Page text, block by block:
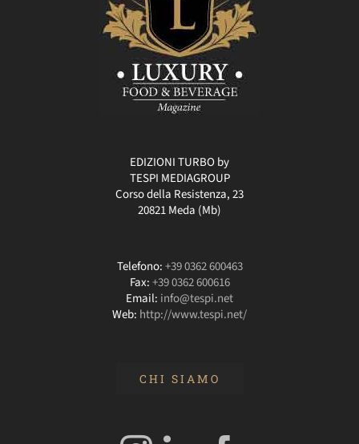
EDIZIONI TURBO by
TESPI MEDIAGROUP
Corso della Resistenza, 23
20821 Meda (Mb)
Telefono:+39 0362 600463
Fax:+39 0362 600616
Email: info@tespi.net
Web: http://www.tespi.net/
CHI SIAMO